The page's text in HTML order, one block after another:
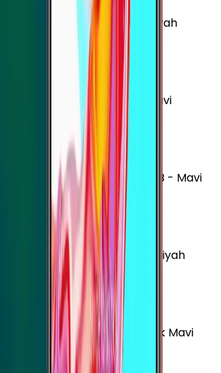
Galaxy A05 - 128 GB - Siyah
Galaxy A50 - 64 GB - Mavi
Galaxy A7 (2018) - 64 GB - Mavi
Galaxy A04e - 128 GB - Siyah
Galaxy A13 - 64 GB - Açık Mavi